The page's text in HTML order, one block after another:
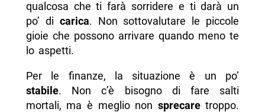
qualcosa che ti farà sorridere e ti darà un
po’ di carica. Non sottovalutare le piccole
gioie che possono arrivare quando meno te
lo aspetti.
Per le finanze, la situazione è un po’
stabile. Non c’è bisogno di fare salti
mortali, ma è meglio non sprecaretroppo.